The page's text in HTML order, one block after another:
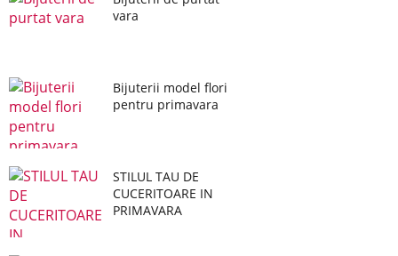
vara
Bijuterii model flori
pentru primavara
STILUL TAU DE
CUCERITOARE IN
PRIMAVARA